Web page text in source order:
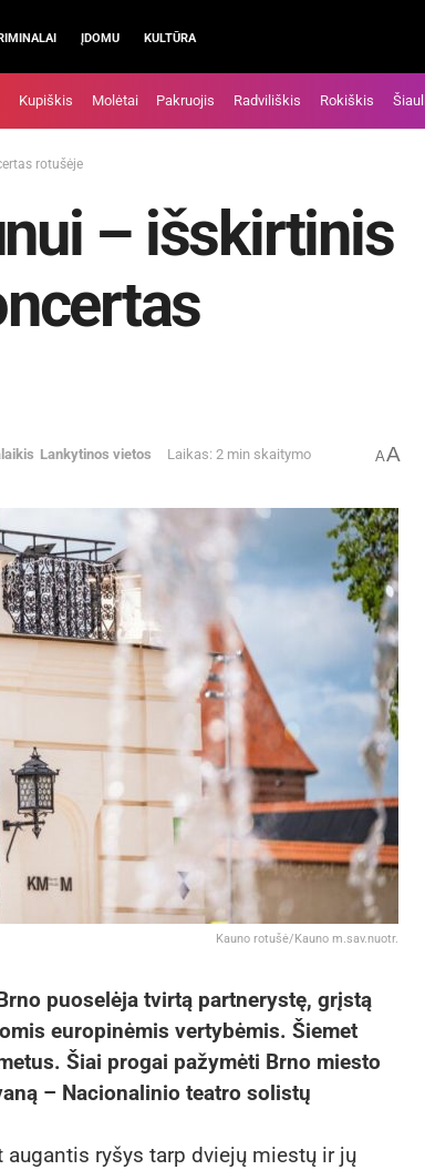
ĮDOMU KULTŪRA
Kupiškis Molėtai Pakruojis Radviliškis Rokiškis
rotušėje
– išskirtinis
Lankytinos vietos Laikas: 2 min skaitymo AA
Kauno rotušė/Kauno m.sav.nuotr.
puoselėja tvirtą partnerystę, grįstą
europinėmis vertybėmis. Šiemet
Šiai progai pažymėti Brno miesto
– Nacionalinio teatro solistų
ryšys tarp dviejų miestų ir jų